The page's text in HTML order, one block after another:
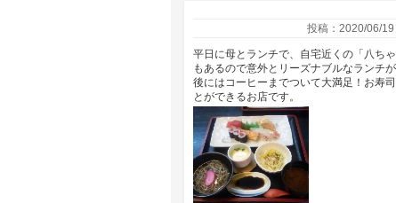
投稿：2020/06/19
平日に母とランチで、自宅近くの「八ち
もあるので意外とリーズナブルなランチ
後にはコーヒーまでついて大満足！お寿
とができるお店です。